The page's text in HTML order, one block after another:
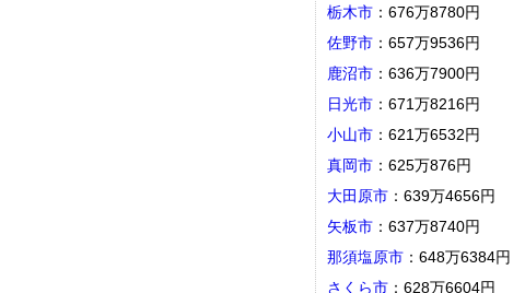
栃木市 ：676万8780円
佐野市 ：657万9536円
鹿沼市 ：636万7900円
日光市 ：671万8216円
小山市 ：621万6532円
真岡市 ：625万876円
大田原市 ：639万4656円
矢板市 ：637万8740円
那須塩原市 ：648万6384円
さくら市 ：628万6604円